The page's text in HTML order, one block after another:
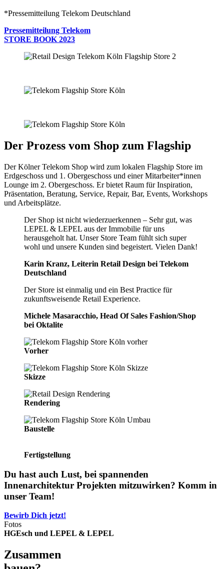
*Pressemitteilung Telekom Deutschland
Pressemitteilung Telekom
STORE BOOK 2023
Der Prozess vom Shop zum Flagship
Der Kölner Telekom Shop wird zum lokalen Flagship Store im
Erdgeschoss und 1. Obergeschoss und einer Mitarbeiter*innen
Lounge im 2. Obergeschoss. Er bietet Raum für Inspiration,
Präsentation, Beratung, Service, Repair, Bar, Events, Workshops
und Arbeitsplätze.
Der Shop ist nicht wiederzuerkennen – Sehr gut, was
LEPEL & LEPEL aus der Immobilie für uns
herausgeholt hat. Unser Store Team fühlt sich super
wohl und unsere Kunden sind begeistert. Vielen Dank!
Karin Kranz, Leiterin Retail Design bei Telekom
Deutschland
Der Store ist einmalig und ein Best Practice für
zukunftsweisende Retail Experience.
Michele Masaracchio, Head Of Sales Fashion/Shop
bei Oktalite
Vorher
Skizze
Rendering
Baustelle
Fertigstellung
Du hast auch Lust, bei spannenden
Innenarchitektur Projekten mitzuwirken? Komm in
unser Team!
Bewirb Dich jetzt!
Fotos
HGEsch und LEPEL & LEPEL
Zusammen